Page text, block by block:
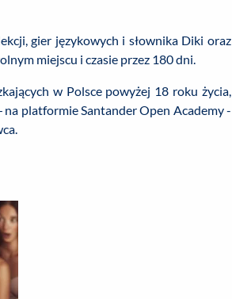
gier językowych i słownika Diki oraz
miejscu i czasie przez 180 dni.
w Polsce powyżej 18 roku życia,
platformie Santander Open Academy -